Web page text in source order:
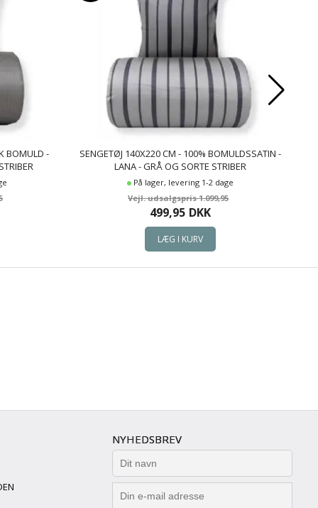
BOMULD -
SENGETØJ 140X220 CM - 100% BOMULDSSATIN -
LANA - GRÅ OG SORTE STRIBER
På lager, levering 1-2 dage
1.099,95
499,95 DKK
NYHEDSBREV